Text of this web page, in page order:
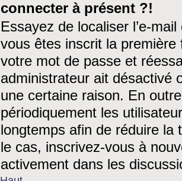
connecter à présent ?!
Essayez de localiser l’e-
vous êtes inscrit la première
votre mot de passe et
administrateur ait désactivé
une certaine raison. En
périodiquement les
longtemps afin de réduire la
le cas, inscrivez-vous à
activement dans les